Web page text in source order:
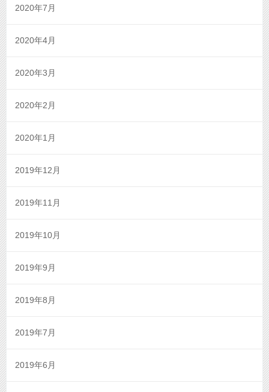
2020年7月
2020年4月
2020年3月
2020年2月
2020年1月
2019年12月
2019年11月
2019年10月
2019年9月
2019年8月
2019年7月
2019年6月